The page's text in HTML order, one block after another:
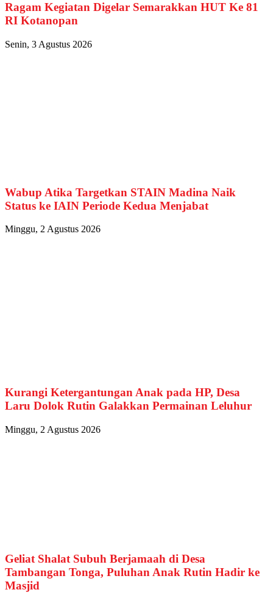
Ragam Kegiatan Digelar Semarakkan HUT Ke 81
RI Kotanopan
Senin, 3 Agustus 2026
Wabup Atika Targetkan STAIN Madina Naik
Status ke IAIN Periode Kedua Menjabat
Minggu, 2 Agustus 2026
Kurangi Ketergantungan Anak pada HP, Desa
Laru Dolok Rutin Galakkan Permainan Leluhur
Minggu, 2 Agustus 2026
Geliat Shalat Subuh Berjamaah di Desa
Tambangan Tonga, Puluhan Anak Rutin Hadir ke
Masjid